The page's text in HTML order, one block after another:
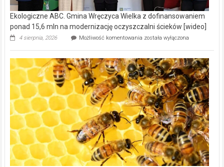
Ekologiczne ABC. Gmina Wręczyca Wielka z dofinansowaniem
ponad 15,6 mln na modernizację oczyszczalni ścieków [wideo]
4 sierpnia, 2026 Możliwość komentowania Ekologiczne
Wręczyca
Wielka
z
dofinansowaniem
ponad
15,6
mln
na
modernizację
oczyszczalni
ścieków
[wideo]
została wyłączona